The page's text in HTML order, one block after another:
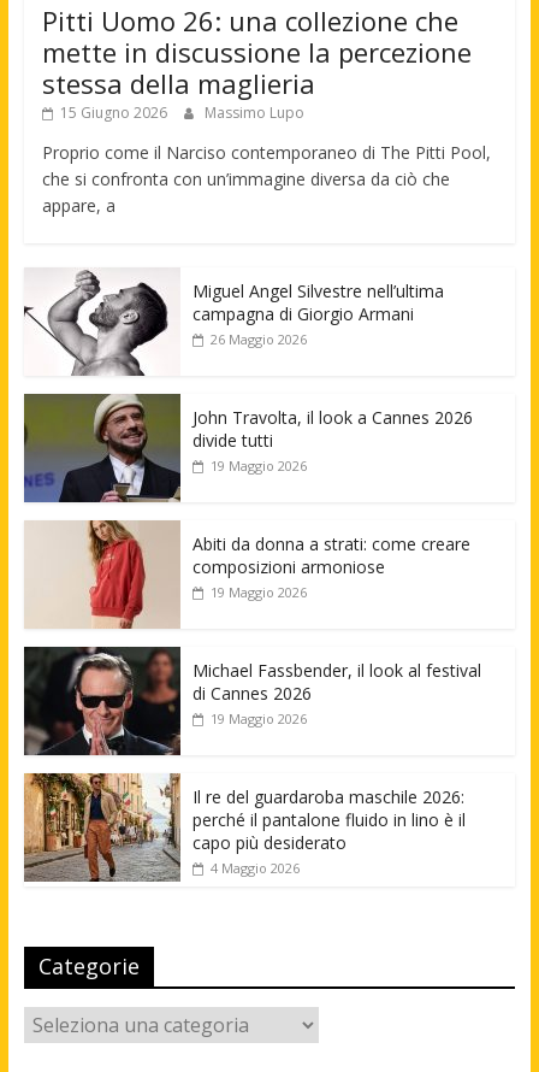
Pitti Uomo 26: una collezione che
mette in discussione la percezione
stessa della maglieria
15 Giugno 2026 Massimo Lupo
Proprio come il Narciso contemporaneo di The Pitti Pool,
che si confronta con un’immagine diversa da ciò che
appare, a
Miguel Angel Silvestre nell’ultima
campagna di Giorgio Armani
26 Maggio 2026
John Travolta, il look a Cannes 2026
divide tutti
19 Maggio 2026
Abiti da donna a strati: come creare
composizioni armoniose
19 Maggio 2026
Michael Fassbender, il look al festival
di Cannes 2026
19 Maggio 2026
Il re del guardaroba maschile 2026:
perché il pantalone fluido in lino è il
capo più desiderato
4 Maggio 2026
Categorie
Categorie